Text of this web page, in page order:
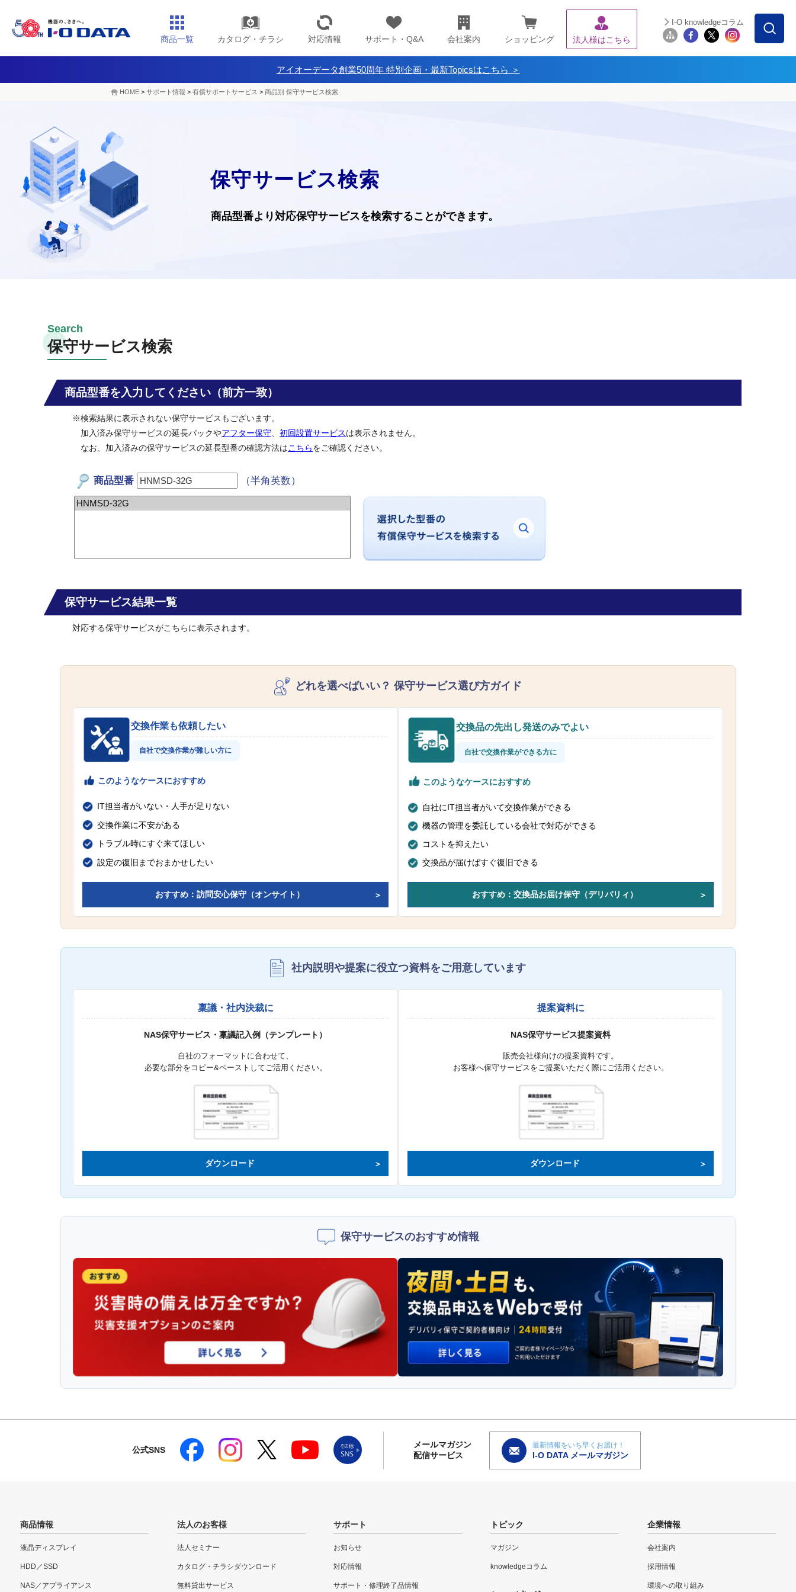
商品一覧 カタログ・チラシ 対応情報 サポート・Q&A 会社案内 ショッピング 法人様はこちら
I-O knowledgeコラム
アイオーデータ創業50周年 特別企画・最新Topicsはこちら ＞
HOME > サポート情報 > 有償サポートサービス > 商品別 保守サービス検索
保守サービス検索
商品型番より対応保守サービスを検索することができます。
保守サービス検索
商品型番を入力してください（前方一致）
※検索結果に表示されない保守サービスもございます。
加入済み保守サービスの延長パックやアフター保守 初回設置サービスは表示されません。
なお、加入済みの保守サービスの延長型番の確認方法はこちらをご確認ください。
商品型番 （半角英数）
保守サービス結果一覧
対応する保守サービスがこちらに表示されます。
どれを選べばいい？ 保守サービス選び方ガイド
交換作業も依頼したい
自社で交換作業が難しい方に
このようなケースにおすすめ
IT担当者がいない・人手が足りない
交換作業に不安がある
トラブル時にすぐ来てほしい
設定の復旧までおまかせしたい
おすすめ：訪問安心保守（オンサイト）
交換品の先出し発送のみでよい
自社で交換作業ができる方に
このようなケースにおすすめ
自社にIT担当者がいて交換作業ができる
機器の管理を委託している会社で対応ができる
コストを抑えたい
交換品が届けばすぐ復旧できる
おすすめ：交換品お届け保守（デリバリィ）
社内説明や提案に役立つ資料をご用意しています
稟議・社内決裁に
NAS保守サービス・稟議記入例（テンプレート）
自社のフォーマットに合わせて、
必要な部分をコピー&ペーストしてご活用ください。
ダウンロード
提案資料に
NAS保守サービス提案資料
販売会社様向けの提案資料です。
お客様へ保守サービスをご提案いただく際にご活用ください。
ダウンロード
保守サービスのおすすめ情報
公式SNS
メールマガジン
配信サービス
最新情報をいち早くお届け！
I-O DATA メールマガジン
商品情報
液晶ディスプレイ
HDD／SSD
NAS／アプライアンス
法人のお客様
法人セミナー
カタログ・チラシダウンロード
無料貸出サービス
サポート
お知らせ
対応情報
サポート・修理終了品情報
トピック
マガジン
knowledgeコラム
企業情報
会社案内
採用情報
環境への取り組み